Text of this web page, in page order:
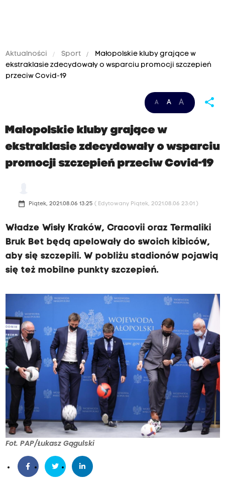
Aktualności Sport
Małopolskie kluby grające w
ekstraklasie zdecydowały o wsparciu promocji szczepień
przeciw Covid-19
A A A share
Małopolskie kluby grające w
ekstraklasie zdecydowały o wsparciu
promocji szczepień przeciw Covid-19
date_range Piątek, 2021.08.06 13:25 ( Edytowany Piątek, 2021.08.06 23:01 )
Władze Wisły Kraków, Cracovii oraz Termaliki
Bruk Bet będą apelowały do swoich kibiców,
aby się szczepili. W pobliżu stadionów pojawią
się też mobilne punkty szczepień.
Fot. PAP/Łukasz Gągulski